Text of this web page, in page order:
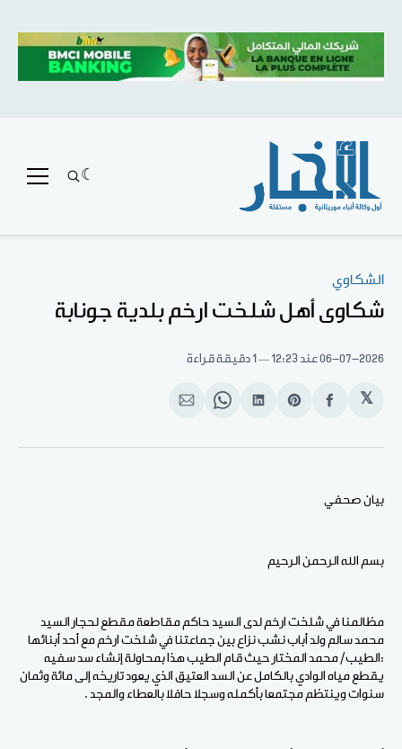
الشكاوي
شكاوى أهل شلخت ارخم بلدية جونابة
06-07-2026عند 12:23 1 دقيقة قراءة
𝕏
انشر
الفيسبوك
Share
Pinterest
انشر
لينكد
Share
WhatsApp
انشر
الإيميل
بيان صحفي
بسم الله الرحمن الرحيم
مظالمنا في شلخت ارخم لدى السيد حاكم مقاطعة مقطع لحجار السيد
محمد سالم ولد أباب نشب نزاع بين جماعتنا في شلخت ارخم مع أحد أبنائها
:الطيب/ محمد المختار حيث قام الطيب هذا بمحاولة إنشاء سد سفيه
يقطع مياه الوادي بالكامل عن السد العتيق الذي يعود تاريخه إلى مائة وثمان
سنوات وينتظم مجتمعا بأكمله وسجلا حافلا بالعطاء والمجد .